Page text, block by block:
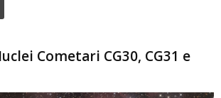
Cometari CG30, CG31 e